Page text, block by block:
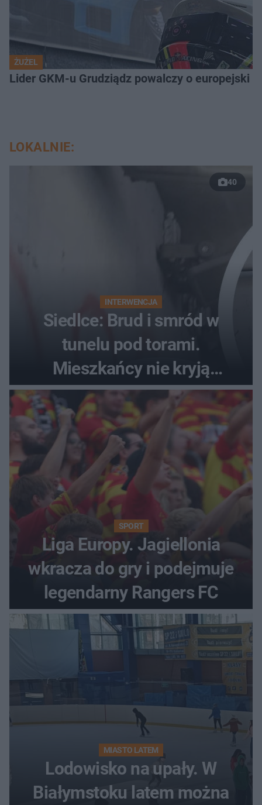
ŻUŻEL
Lider GKM-u Grudziądz powalczy o europejski
LOKALNIE:
40
INTERWENCJA
Siedlce: Brud i smród w
tunelu pod torami.
Mieszkańcy nie kryją
oburzenia!
SPORT
Liga Europy. Jagiellonia
wkracza do gry i podejmuje
legendarny Rangers FC
MIASTO LATEM
Lodowisko na upały. W
Białymstoku latem można